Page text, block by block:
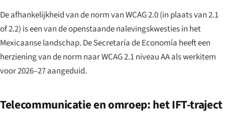
De afhankelijkheid van de norm van WCAG 2.0 (in plaats van 2.1
of 2.2) is een van de openstaande nalevingskwesties in het
Mexicaanse landschap. De Secretaría de Economía heeft een
herziening van de norm naar WCAG 2.1 niveau AA als werkitem
voor 2026–27 aangeduid.
Telecommunicatie en omroep: het IFT-traject